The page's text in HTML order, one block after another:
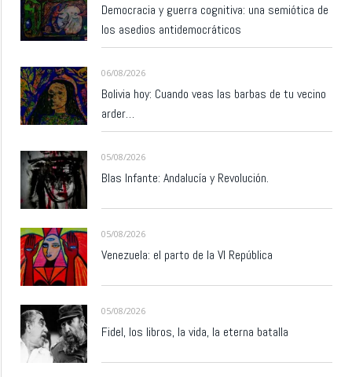
Democracia y guerra cognitiva: una semiótica de
los asedios antidemocráticos
06/08/2026
Bolivia hoy: Cuando veas las barbas de tu vecino
arder…
05/08/2026
Blas Infante: Andalucía y Revolución.
05/08/2026
Venezuela: el parto de la VI República
05/08/2026
Fidel, los libros, la vida, la eterna batalla